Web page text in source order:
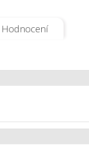
Hodnocení